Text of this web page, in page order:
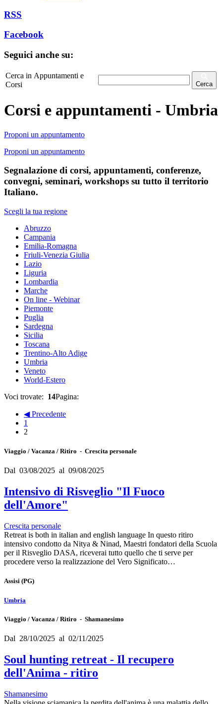
RSS
Facebook
Seguici anche su:
Cerca in Appuntamenti e
Corsi
Cerca
Corsi e appuntamenti - Umbria
Proponi un appuntamento
Proponi un appuntamento
Segnalazione di corsi, appuntamenti, conferenze,
convegni, seminari, workshops su tutto il territorio
Italiano.
Scegli la tua regione
Abruzzo
Campania
Emilia-Romagna
Friuli-Venezia Giulia
Lazio
Liguria
Lombardia
Marche
On line - Webinar
Piemonte
Puglia
Sardegna
Sicilia
Toscana
Trentino-Alto Adige
Umbria
Veneto
World-Estero
Voci trovate: 14Pagina:
◀ Precedente
1
2
Viaggio / Vacanza / Ritiro - Crescita personale
Dal 03/08/2025 al 09/08/2025
Intensivo di Risveglio "Il Fuoco
dell'Amore"
Crescita personale
Retreat is both in italian and english language In questo ritiro
intensivo condotto da Nitya & Ninad, Maestri fondatori della Scuola
per il Risveglio DASA, riceverai tutto quello che ti serve per
procedere verso la realizzazione del Vero Significato…
Assisi (PG)
Umbria
Viaggio / Vacanza / Ritiro - Shamanesimo
Dal 28/10/2025 al 02/11/2025
Soul hunting retreat - Il recupero
dell'Anima - ritiro
Shamanesimo